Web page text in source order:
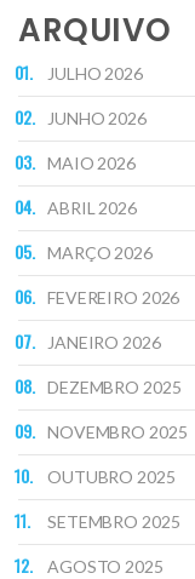
ARQUIVO
JULHO 2026
JUNHO 2026
MAIO 2026
ABRIL 2026
MARÇO 2026
FEVEREIRO 2026
JANEIRO 2026
DEZEMBRO 2025
NOVEMBRO 2025
OUTUBRO 2025
SETEMBRO 2025
AGOSTO 2025